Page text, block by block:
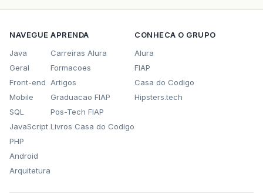
NAVEGUE
Java
Geral
Front-end
Mobile
SQL
JavaScript
PHP
Android
Arquitetura
APRENDA
Carreiras Alura
Formacoes
Artigos
Graduacao FIAP
Pos-Tech FIAP
Livros Casa do Codigo
CONHECA O GRUPO
Alura
FIAP
Casa do Codigo
Hipsters.tech